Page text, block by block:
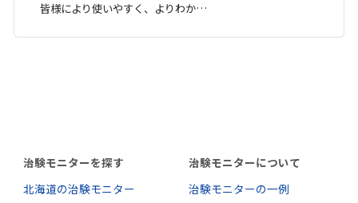
皆様により使いやすく、よりわか…
治験モニターを探す
北海道の治験モニター
治験モニターについて
治験モニターの一例